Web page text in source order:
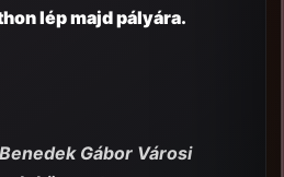
lép majd pályára.
Gábor Városi